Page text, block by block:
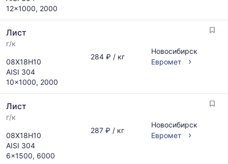
12x1000, 2000
Лист
г/к
08Х18Н10
AISI 304
10x1000, 2000
284 ₽ / кг
Новосибирск
Евромет
›
Лист
г/к
08Х18Н10
AISI 304
6x1500, 6000
287 ₽ / кг
Новосибирск
Евромет
›